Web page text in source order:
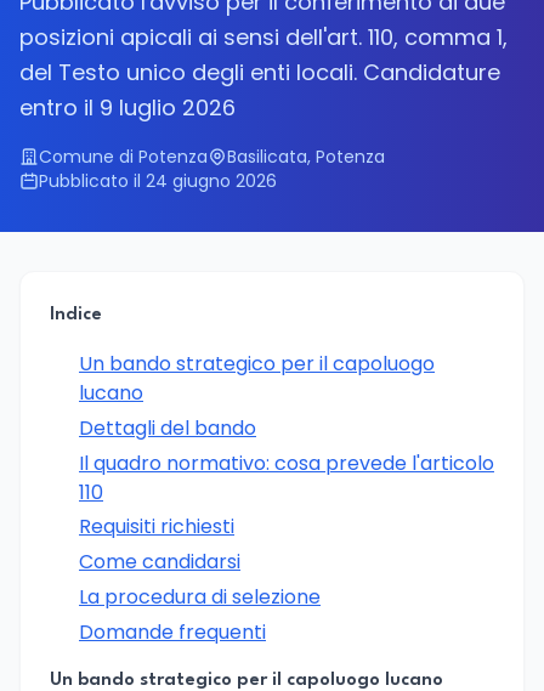
posizioni apicali ai sensi dell'art. 110, comma 1,
del Testo unico degli enti locali. Candidature
entro il 9 luglio 2026
Comune di Potenza
Basilicata, Potenza
Pubblicato il 24 giugno 2026
Indice
Un bando strategico per il capoluogo
lucano
Dettagli del bando
Il quadro normativo: cosa prevede l'articolo
110
Requisiti richiesti
Come candidarsi
La procedura di selezione
Domande frequenti
Un bando strategico per il capoluogo lucano